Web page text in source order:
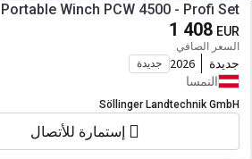
Portable Winch PCW 4500 - Profi Set
1 408 EUR
السعر الصافي
جديدة 2026 جديدة
النمسا
Söllinger Landtechnik GmbH
إستمارة للأتصال